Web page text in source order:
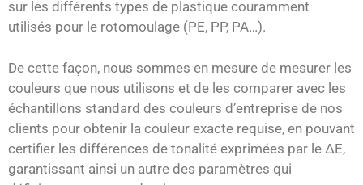
sur les différents types de plastique couramment
utilisés pour le rotomoulage (PE, PP, PA…).
De cette façon, nous sommes en mesure de mesurer les
couleurs que nous utilisons et de les comparer avec les
échantillons standard des couleurs d’entreprise de nos
clients pour obtenir la couleur exacte requise, en pouvant
certifier les différences de tonalité exprimées par le ΔE,
garantissant ainsi un autre des paramètres qui